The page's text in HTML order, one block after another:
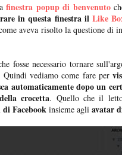
finestra popup di benvenuto
in questa finestra ilLike
aveva risolto la questione di
fosse necessario tornare
Quindi vediamo come fare per
automaticamente dopo un
crocetta. Quello che il
Facebook insieme agli avatar